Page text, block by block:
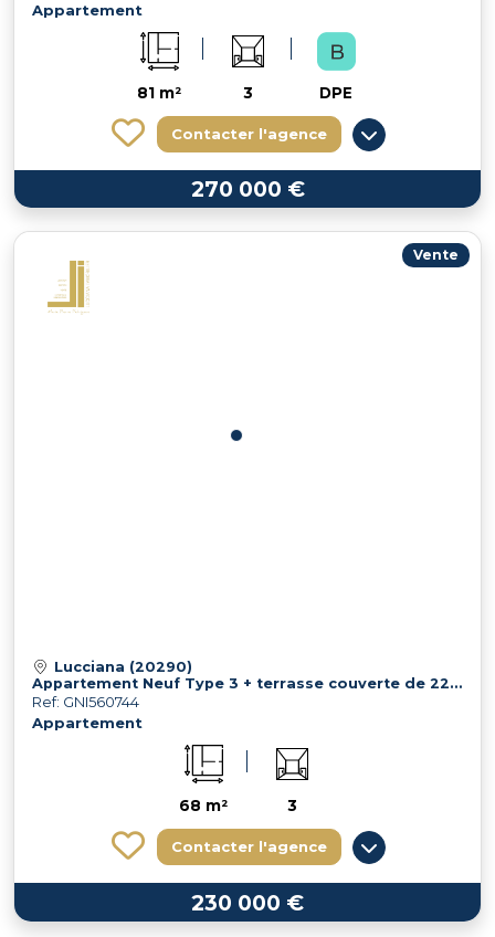
Appartement
81 m² 3 DPE
Contacter l'agence
270 000 €
Vente
Lucciana (20290)
Appartement Neuf Type 3 + terrasse couverte de 22 m² LUCCIANA
Ref: GNI560744
Appartement
68 m² 3
Contacter l'agence
230 000 €